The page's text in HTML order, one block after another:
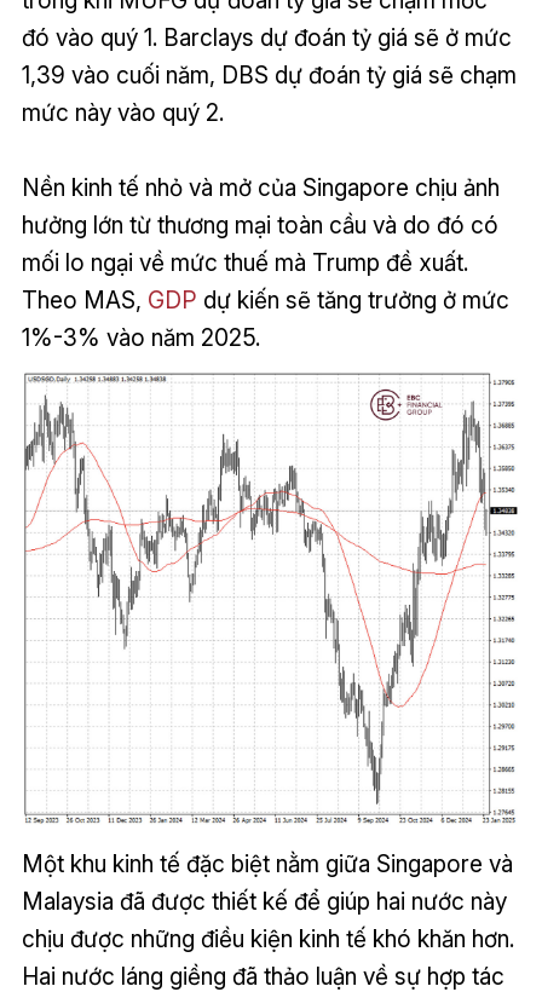
đó vào quý 1. Barclays dự đoán tỷ giá sẽ ở mức
1,39 vào cuối năm, DBS dự đoán tỷ giá sẽ chạm
mức này vào quý 2.
Nền kinh tế nhỏ và mở của Singapore chịu ảnh
hưởng lớn từ thương mại toàn cầu và do đó có
mối lo ngại về mức thuế mà Trump đề xuất.
Theo MAS, GDP dự kiến sẽ tăng trưởng ở mức
1%-3% vào năm 2025.
Một khu kinh tế đặc biệt nằm giữa Singapore và
Malaysia đã được thiết kế để giúp hai nước này
chịu được những điều kiện kinh tế khó khăn hơn.
Hai nước láng giềng đã thảo luận về sự hợp tác